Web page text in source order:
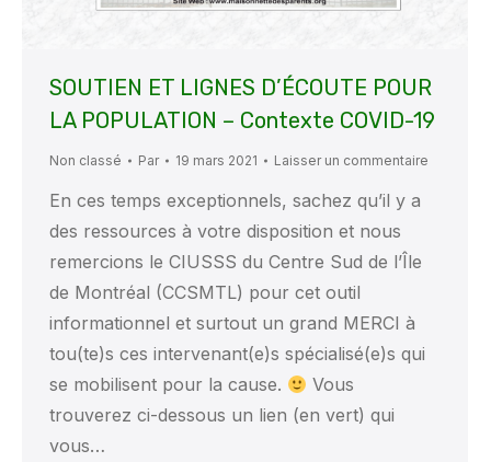
SOUTIEN ET LIGNES D’ÉCOUTE POUR
LA POPULATION – Contexte COVID-19
Non classé Par 19 mars 2021 Laisser un commentaire
En ces temps exceptionnels, sachez qu’il y a
des ressources à votre disposition et nous
remercions le CIUSSS du Centre Sud de l’Île
de Montréal (CCSMTL) pour cet outil
informationnel et surtout un grand MERCI à
tou(te)s ces intervenant(e)s spécialisé(e)s qui
se mobilisent pour la cause.
Vous
trouverez ci-dessous un lien (en vert) qui
vous…